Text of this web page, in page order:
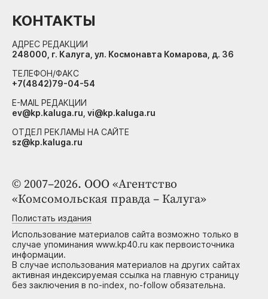
© 2007–2026. ООО «Агентство
«Комсомольская правда – Калуга»
Полистать издания
Использование материалов сайта возможно только в
случае упоминания www.kp40.ru как первоисточника
информации.
В случае использования материалов на других сайтах
активная индексируемая ссылка на главную страницу
без заключения в no-index, no-follow обязательна.
КОНТАКТЫ
АДРЕС РЕДАКЦИИ
248000, г. Калуга, ул. Космонавта Комарова, д. 36
ТЕЛЕФОН/ФАКС
+7(4842)79-04-54
E-MAIL РЕДАКЦИИ
ev@kp.kaluga.ru, vi@kp.kaluga.ru
ОТДЕЛ РЕКЛАМЫ НА САЙТЕ
sz@kp.kaluga.ru